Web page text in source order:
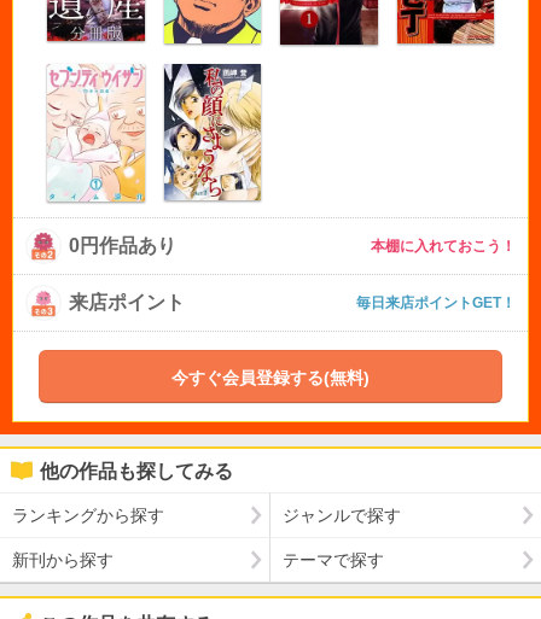
0円作品あり 本棚に入れておこう！
来店ポイント 毎日来店ポイントGET！
今すぐ会員登録する(無料)
他の作品も探してみる
ランキングから探す ジャンルで探す
新刊から探す テーマで探す